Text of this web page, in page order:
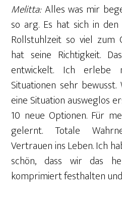
Melitta:Alles was mir
so arg. Es hat sich in
Rollstuhlzeit so viel zum
hat seine Richtigkeit.
entwickelt. Ich erlebe
Situationen sehr
eine Situation ausweglos
10 neue Optionen. Für
gelernt. Totale
Vertrauen ins Leben. Ich
schön, dass wir das
komprimiert festhalten